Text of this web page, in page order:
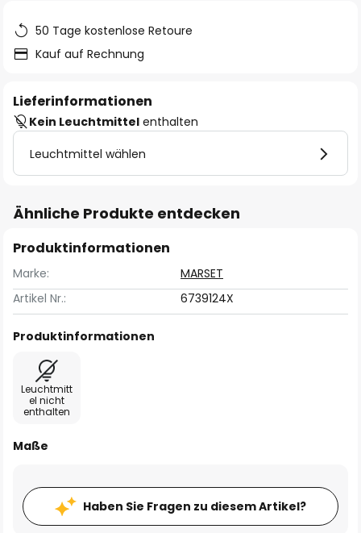
50 Tage kostenlose Retoure
Kauf auf Rechnung
Lieferinformationen
Kein Leuchtmittel enthalten
Leuchtmittel wählen
Ähnliche Produkte entdecken
Produktinformationen
Marke:
MARSET
Artikel Nr.:
6739124X
Produktinformationen
Leuchtmitt
el nicht
enthalten
Maße
Haben Sie Fragen zu diesem Artikel?